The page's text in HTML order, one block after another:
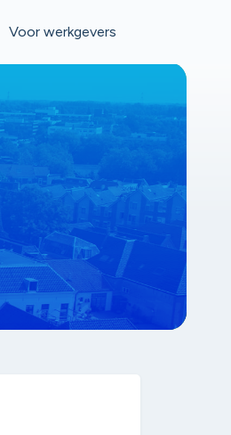
Voor werkgevers